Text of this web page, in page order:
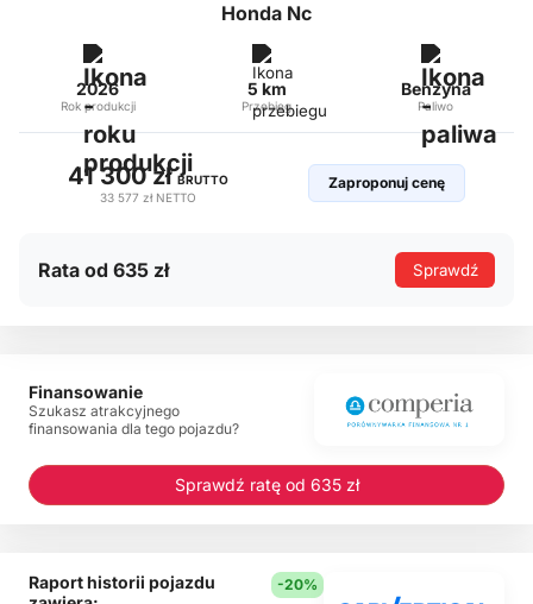
Honda Nc
2026
Rok produkcji
5 km
Przebieg
Benzyna
Paliwo
41 300 złBRUTTO
33 577 zł NETTO
Zaproponuj cenę
Rata od 635 zł Sprawdź
Finansowanie
Szukasz atrakcyjnego
finansowania dla tego pojazdu?
Sprawdź ratę od 635 zł
Raport historii pojazdu
-20%